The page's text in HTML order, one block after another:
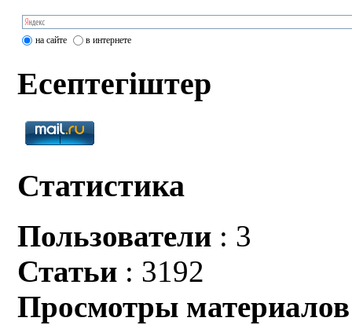
на сайте в интернете
Есептегіштер
Статистика
Пользователи : 3
Статьи : 3192
Просмотры материалов